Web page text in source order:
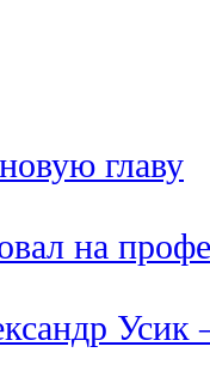
главу
на
Усик